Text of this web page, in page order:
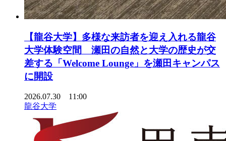
【龍谷大学】多様な来訪者を迎え入れる龍谷
大学体験空間 瀬田の自然と大学の歴史が交
差する「Welcome Lounge」を瀬田キャンパス
に開設
2026.07.30 11:00
龍谷大学